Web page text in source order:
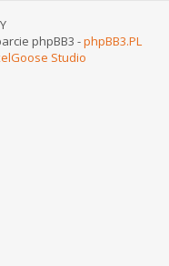
phpBB3 -phpBB3.PL
Studio